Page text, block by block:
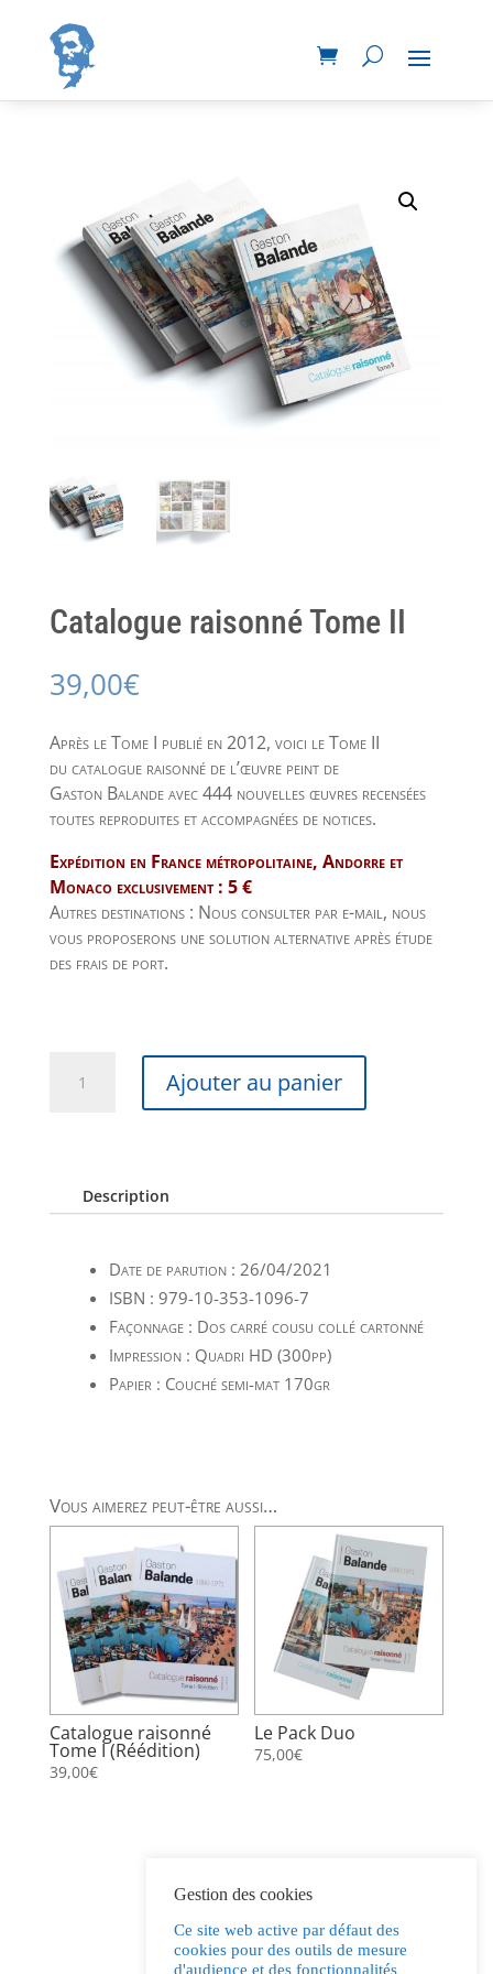
Catalogue raisonné Tome II
39,00€
Après le Tome I publié en 2012, voici le Tome II
du catalogue raisonné de l’œuvre peint de
Gaston Balande avec 444 nouvelles œuvres recensées
toutes reproduites et accompagnées de notices.
Expédition en France métropolitaine, Andorre et
Monaco exclusivement : 5 €
Autres destinations : Nous consulter par e-mail, nous
vous proposerons une solution alternative après étude
des frais de port.
Ajouter au panier
Description
Date de parution : 26/04/2021
ISBN : 979-10-353-1096-7
Façonnage : Dos carré cousu collé cartonné
Impression : Quadri HD (300pp)
Papier : Couché semi-mat 170gr
Vous aimerez peut-être aussi…
Catalogue raisonné
Tome I (Réédition)
39,00€
Le Pack Duo
75,00€
Gestion des cookies
Ce site web active par défaut des
cookies pour des outils de mesure
d'audience et des fonctionnalités